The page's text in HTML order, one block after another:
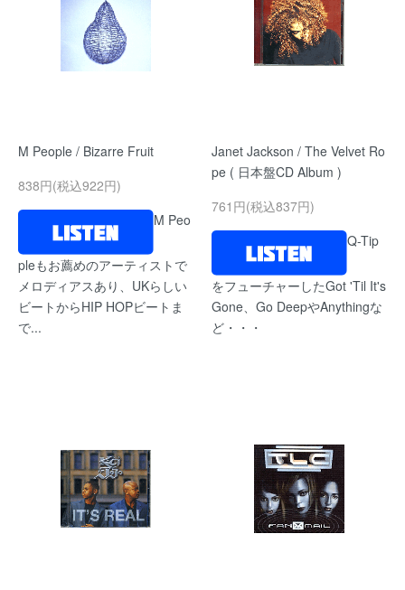
M People / Bizarre Fruit
838円(税込922円)
M Peo
pleもお薦めのアーティストで
メロディアスあり、UKらしい
ビートからHIP HOPビートま
で...
Janet Jackson / The Velvet Ro
pe ( 日本盤CD Album )
761円(税込837円)
Q-Tip
をフューチャーしたGot 'Til It's
Gone、Go DeepやAnythingな
ど・・・